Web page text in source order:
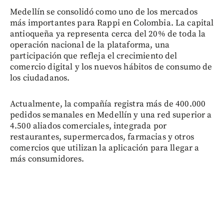
Medellín se consolidó como uno de los mercados
más importantes para Rappi en Colombia. La capital
antioqueña ya representa cerca del 20% de toda la
operación nacional de la plataforma, una
participación que refleja el crecimiento del
comercio digital y los nuevos hábitos de consumo de
los ciudadanos.
Actualmente, la compañía registra más de 400.000
pedidos semanales en Medellín y una red superior a
4.500 aliados comerciales, integrada por
restaurantes, supermercados, farmacias y otros
comercios que utilizan la aplicación para llegar a
más consumidores.